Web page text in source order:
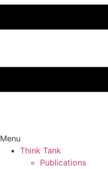
Menu
Think Tank
Publications